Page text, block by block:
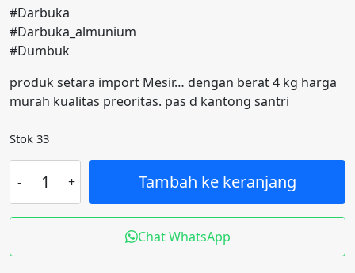
#Darbuka
#Darbuka_almunium
#Dumbuk
produk setara import Mesir… dengan berat 4 kg harga
murah kualitas preoritas. pas d kantong santri
Stok 33
#Big
promo#
Darbuka
Tambah ke keranjang
Chat WhatsApp